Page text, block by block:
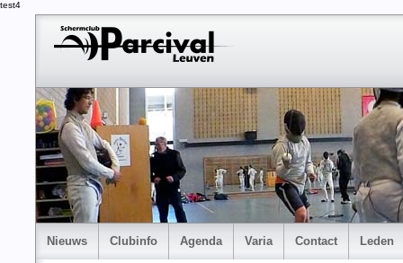
test4
Nieuws Clubinfo Agenda Varia Contact Leden